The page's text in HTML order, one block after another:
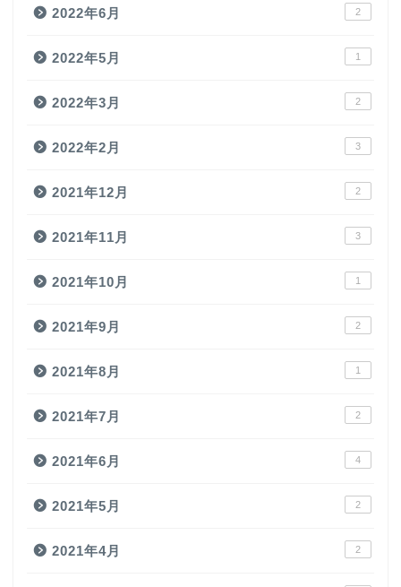
2022年6月 2
2022年5月 1
2022年3月 2
2022年2月 3
2021年12月 2
2021年11月 3
2021年10月 1
2021年9月 2
2021年8月 1
2021年7月 2
2021年6月 4
2021年5月 2
2021年4月 2